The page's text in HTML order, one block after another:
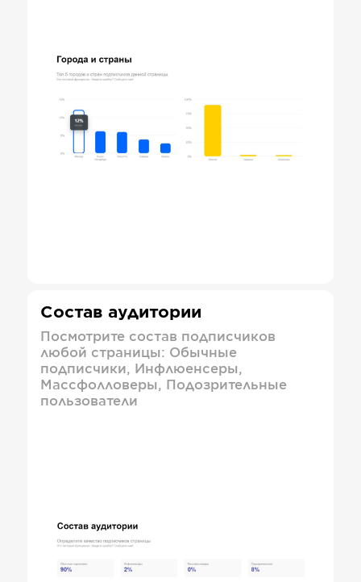
Состав аудитории
Посмотрите состав подписчиков
любой страницы: Обычные
подписчики, Инфлюенсеры,
Массфолловеры, Подозрительные
пользователи